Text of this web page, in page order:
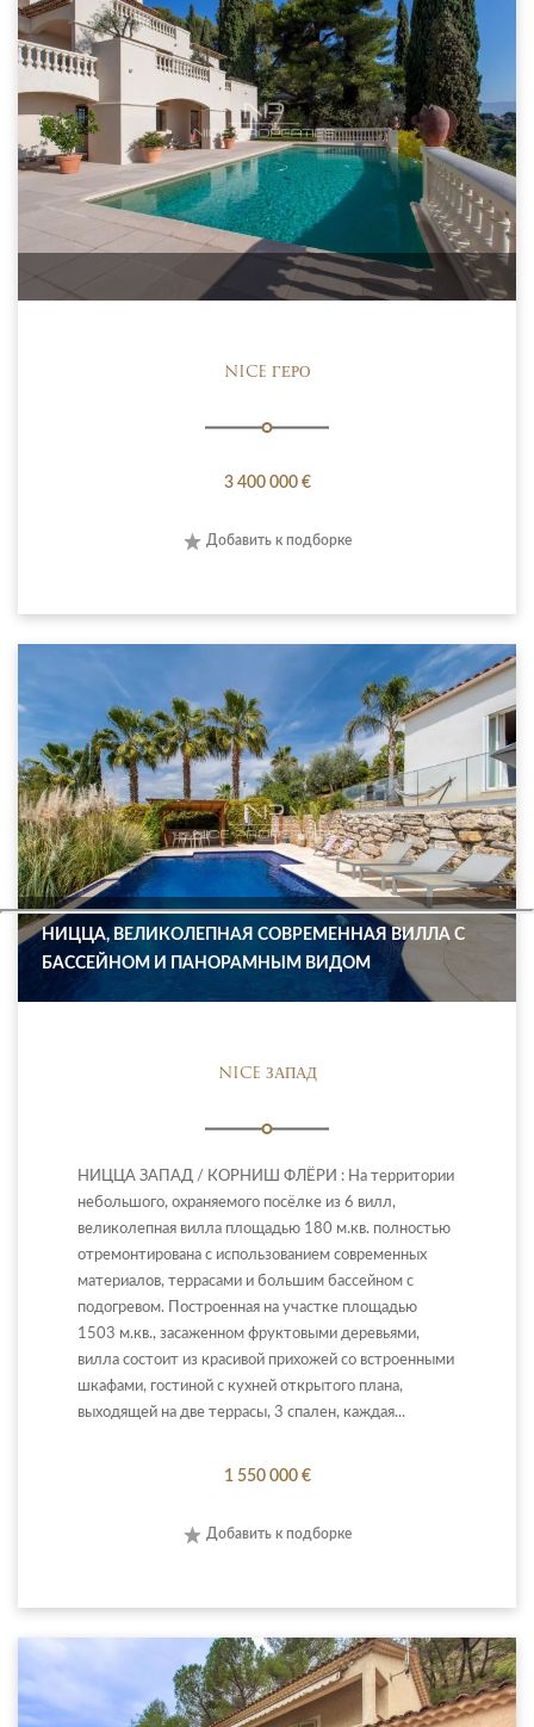
NICE ГЕРО
3 400 000 €
Добавить к подборке
НИЦЦА, ВЕЛИКОЛЕПНАЯ СОВРЕМЕННАЯ ВИЛЛА С
БАССЕЙНОМ И ПАНОРАМНЫМ ВИДОМ
NICE ЗАПАД
НИЦЦА ЗАПАД / КОРНИШ ФЛЁРИ : На территории
небольшого, охраняемого посёлке из 6 вилл,
великолепная вилла площадью 180 м.кв. полностью
отремонтирована с использованием современных
материалов, террасами и большим бассейном с
подогревом. Построенная на участке площадью
1503 м.кв., засаженном фруктовыми деревьями,
вилла состоит из красивой прихожей со встроенными
шкафами, гостиной с кухней открытого плана,
выходящей на две террасы, 3 спален, каждая...
1 550 000 €
Добавить к подборке